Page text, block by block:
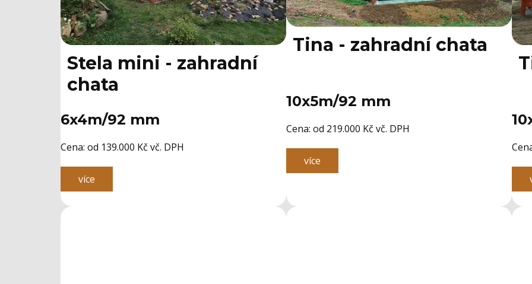
Stela mini - zahradní
chata
6x4m/92 mm
Cena: ​od 139.000 Kč vč. DPH
více
Tina - zahradní chata
10x5m/92 mm
Cena: ​od 219.000 Kč vč. DPH
více